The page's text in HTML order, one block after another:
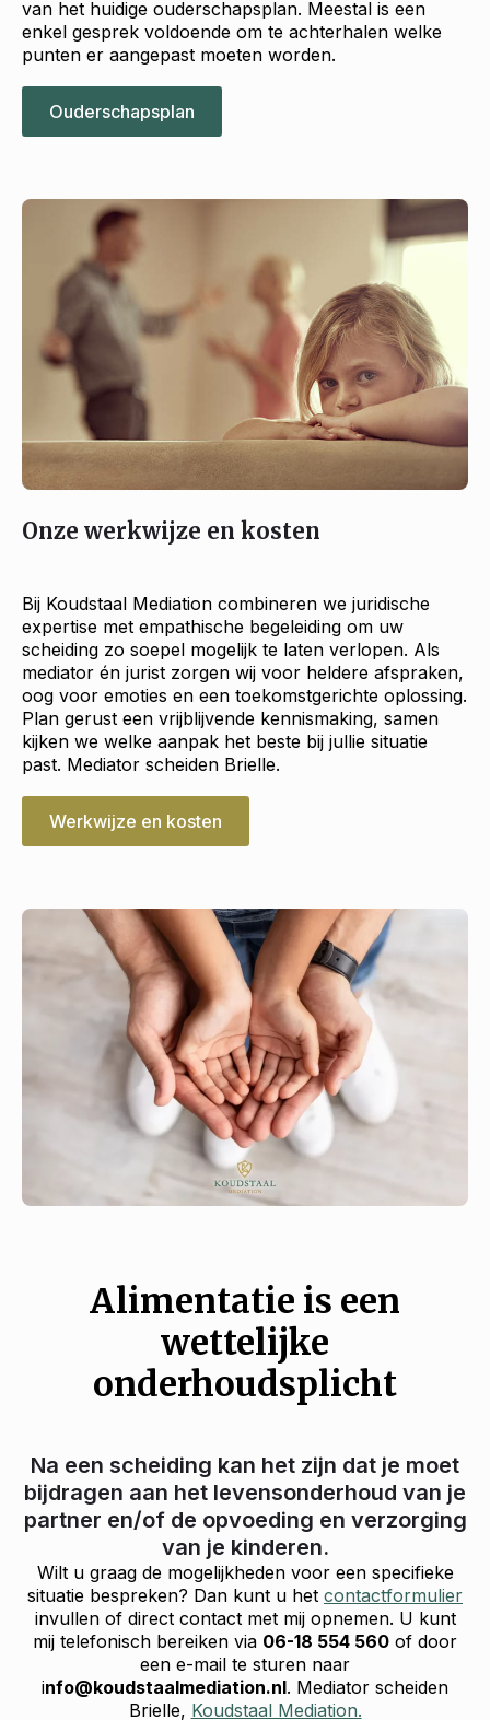
van het huidige ouderschapsplan. Meestal is een
enkel gesprek voldoende om te achterhalen welke
punten er aangepast moeten worden.
Ouderschapsplan
Onze werkwijze en kosten
Bij Koudstaal Mediation combineren we juridische
expertise met empathische begeleiding om uw
scheiding zo soepel mogelijk te laten verlopen. Als
mediator én jurist zorgen wij voor heldere afspraken,
oog voor emoties en een toekomstgerichte oplossing.
Plan gerust een vrijblijvende kennismaking, samen
kijken we welke aanpak het beste bij jullie situatie
past. Mediator scheiden Brielle.
Werkwijze en kosten
Alimentatie is een
wettelijke
onderhoudsplicht
Na een scheiding kan het zijn dat je moet
bijdragen aan het levensonderhoud van je
partner en/of de opvoeding en verzorging
van je kinderen.
Wilt u graag de mogelijkheden voor een specifieke
situatie bespreken? Dan kunt u het contactformulier
invullen of direct contact met mij opnemen. U kunt
mij telefonisch bereiken via 06-18 554 560 of door
een e-mail te sturen naar
info@koudstaalmediation.nl. Mediator scheiden
Brielle, Koudstaal Mediation.